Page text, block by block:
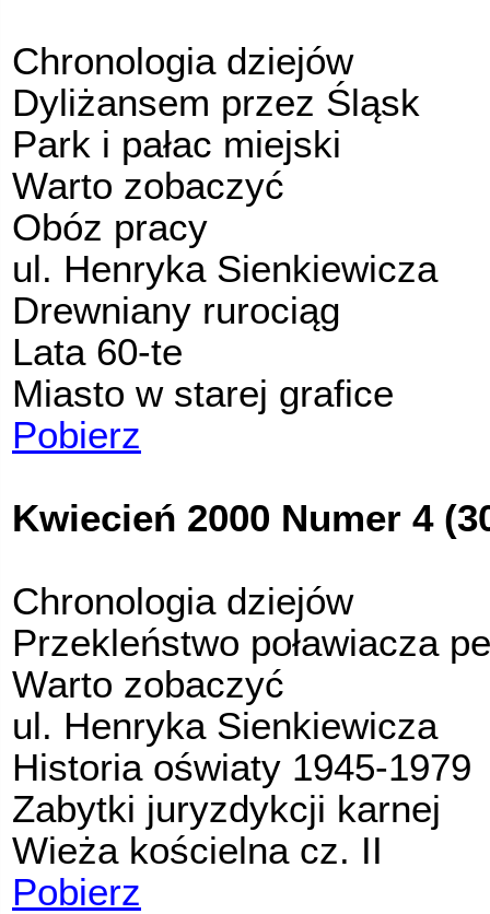
Chronologia dziejów
Dyliżansem przez Śląsk
Park i pałac miejski
Warto zobaczyć
Obóz pracy
ul. Henryka Sienkiewicza
Drewniany rurociąg
Lata 60-te
Miasto w starej grafice
Pobierz
Kwiecień 2000 Numer 4
Chronologia dziejów
Przekleństwo poławiacza
Warto zobaczyć
ul. Henryka Sienkiewicza
Historia oświaty 1945-1979
Zabytki juryzdykcji karnej
Wieża kościelna cz. II
Pobierz